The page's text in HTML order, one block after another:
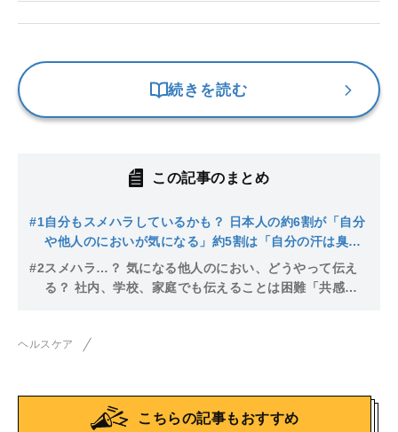
続きを読む
この記事のまとめ
#1自分もスメハラしているかも？ 日本人の約6割が「自分
や他人のにおいが気になる」約5割は「自分の汗は臭い
と思う」日本人の体臭の特徴とは？
#2スメハラ…？ 気になる他人のにおい、どうやって伝え
る？ 社内、学校、家庭でも伝えることは困難「共感を
ヘルスケア
こちらの記事もおすすめ